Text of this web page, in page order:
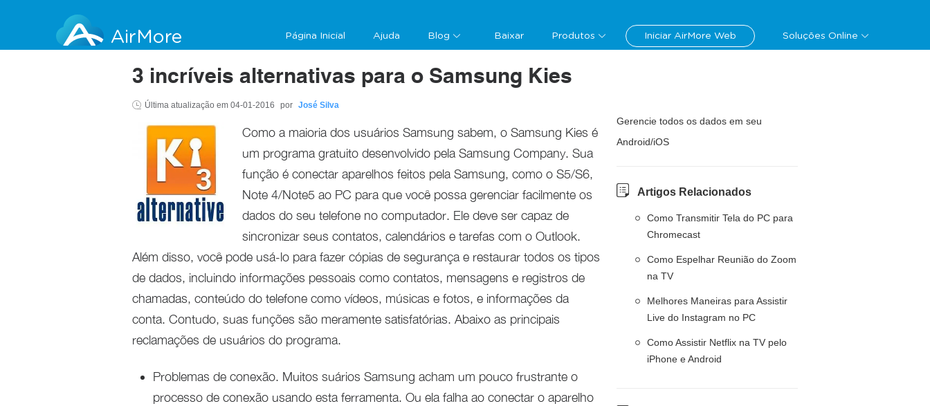
AirMore Página Inicial Ajuda Blog Baixar Produtos Iniciar AirMore Web Soluções Online
3 incríveis alternativas para o Samsung Kies
Última atualização em 04-01-2016 por José Silva
Como a maioria dos usuários Samsung sabem, o Samsung Kies é
um programa gratuito desenvolvido pela Samsung Company. Sua
função é conectar aparelhos feitos pela Samsung, como o S5/S6,
Note 4/Note5 ao PC para que você possa gerenciar facilmente os
dados do seu telefone no computador. Ele deve ser capaz de
sincronizar seus contatos, calendários e tarefas com o Outlook.
Além disso, você pode usá-lo para fazer cópias de segurança e restaurar todos os tipos
de dados, incluindo informações pessoais como contatos, mensagens e registros de
chamadas, conteúdo do telefone como vídeos, músicas e fotos, e informações da
conta. Contudo, suas funções são meramente satisfatórias. Abaixo as principais
reclamações de usuários do programa.
Problemas de conexão. Muitos suários Samsung acham um pouco frustrante o
processo de conexão usando esta ferramenta. Ou ela falha ao conectar o aparelho
Gerencie todos os dados em seu
Android/iOS
Artigos Relacionados
Como Transmitir Tela do PC para
Chromecast
Como Espelhar Reunião do Zoom
na TV
Melhores Maneiras para Assistir
Live do Instagram no PC
Como Assistir Netflix na TV pelo
iPhone e Android